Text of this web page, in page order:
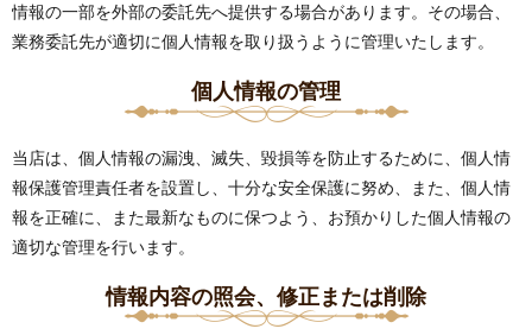
情報の一部を外部の委託先へ提供する場合があります。その場合、
業務委託先が適切に個人情報を取り扱うように管理いたします。
個人情報の管理
当店は、個人情報の漏洩、滅失、毀損等を防止するために、個人情
報保護管理責任者を設置し、十分な安全保護に努め、また、個人情
報を正確に、また最新なものに保つよう、お預かりした個人情報の
適切な管理を行います。
情報内容の照会、修正または削除